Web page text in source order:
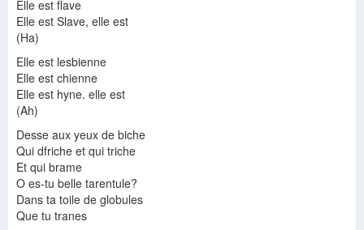
Elle est flave
Elle est Slave, elle est
(Ha)
Elle est lesbienne
Elle est chienne
Elle est hyne. elle est
(Ah)
Desse aux yeux de biche
Qui dfriche et qui triche
Et qui brame
O es-tu belle tarentule?
Dans ta toile de globules
Que tu tranes